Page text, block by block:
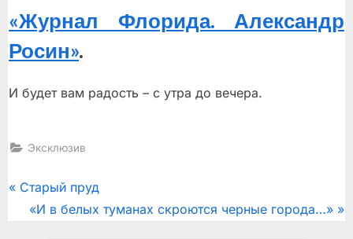
«Журнал Флорида. Александр
Росин».
И будет вам радость – с утра до вечера.
Эксклюзив
Post
navigation
P
Старый пруд
N
«И в белых туманах скроются черные города…»